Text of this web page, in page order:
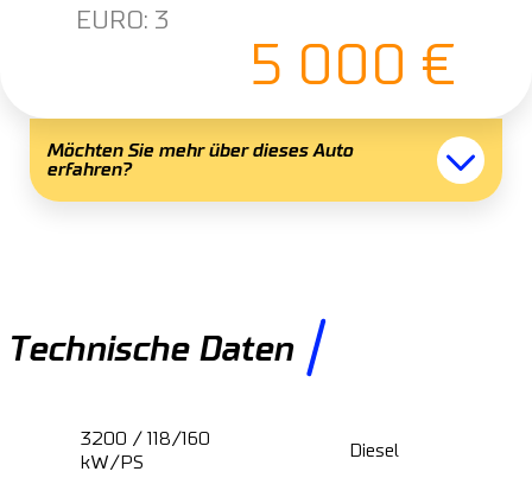
EURO: 3
5 000 €
Möchten Sie mehr über dieses Auto
erfahren?
Technische Daten
3200 / 118/160
kW/PS
Diesel